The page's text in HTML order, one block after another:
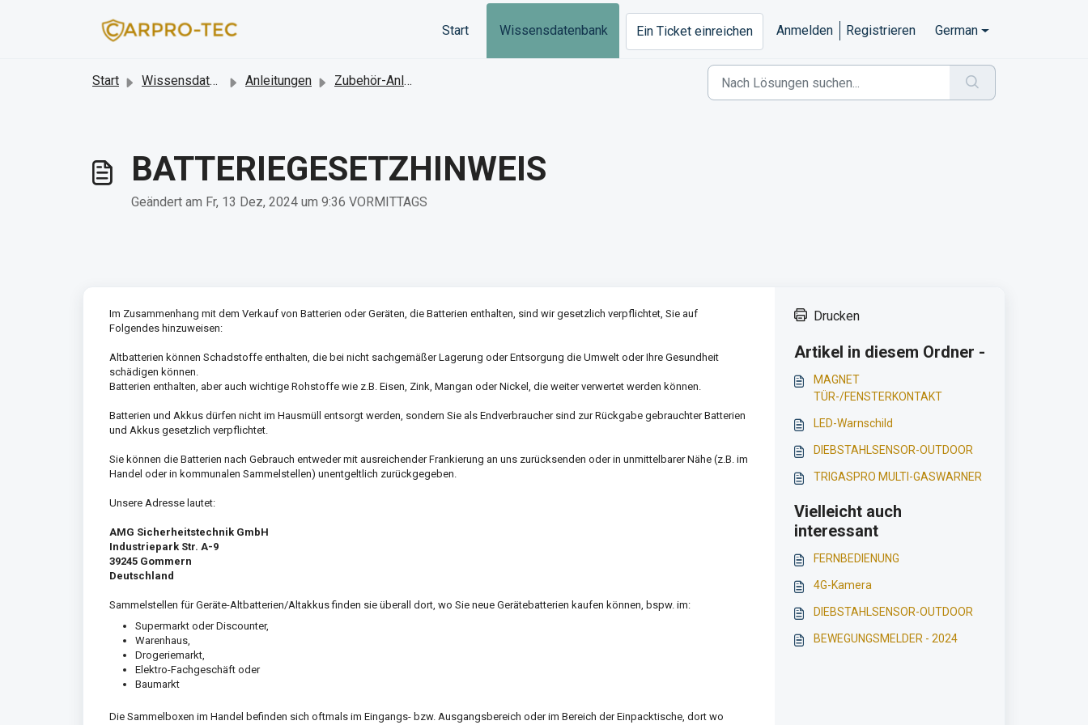
Start
Wissensdatenbank Ein Ticket einreichen Anmelden Registrieren German
Start Wissensdatenbank Anleitungen Zubehör-Anleitungen
BATTERIEGESETZHINWEIS
Geändert am Fr, 13 Dez, 2024 um 9:36 VORMITTAGS
Im Zusammenhang mit dem Verkauf von Batterien oder Geräten, die Batterien enthalten, sind wir gesetzlich verpflichtet, Sie auf
Folgendes hinzuweisen:
Altbatterien können Schadstoffe enthalten, die bei nicht sachgemäßer Lagerung oder Entsorgung die Umwelt oder Ihre Gesundheit
schädigen können.
Batterien enthalten, aber auch wichtige Rohstoffe wie z.B. Eisen, Zink, Mangan oder Nickel, die weiter verwertet werden können.
Batterien und Akkus dürfen nicht im Hausmüll entsorgt werden, sondern Sie als Endverbraucher sind zur Rückgabe gebrauchter Batterien
und Akkus gesetzlich verpflichtet.
Sie können die Batterien nach Gebrauch entweder mit ausreichender Frankierung an uns zurücksenden oder in unmittelbarer Nähe (z.B. im
Handel oder in kommunalen Sammelstellen) unentgeltlich zurückgegeben.
Unsere Adresse lautet:
AMG Sicherheitstechnik GmbH
Industriepark Str. A-9
39245 Gommern
Deutschland
Sammelstellen für Geräte-Altbatterien/Altakkus finden sie überall dort, wo Sie neue Gerätebatterien kaufen können, bspw. im:
Supermarkt oder Discounter,
Warenhaus,
Drogeriemarkt,
Elektro-Fachgeschäft oder
Baumarkt
Die Sammelboxen im Handel befinden sich oftmals im Eingangs- bzw. Ausgangsbereich oder im Bereich der Einpacktische, dort wo
Drucken
Artikel in diesem Ordner -
MAGNET
TÜR-/FENSTERKONTAKT
LED-Warnschild
DIEBSTAHLSENSOR-OUTDOOR
TRIGASPRO MULTI-GASWARNER
Vielleicht auch
interessant
FERNBEDIENUNG
4G-Kamera
DIEBSTAHLSENSOR-OUTDOOR
BEWEGUNGSMELDER - 2024